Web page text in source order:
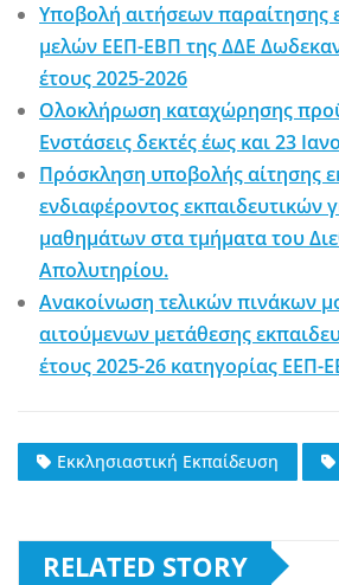
Υποβολή αιτήσεων παραίτησης
μελών ΕΕΠ-ΕΒΠ της ΔΔΕ
έτους 2025-2026
Ολοκλήρωση καταχώρησης
Ενστάσεις δεκτές έως και 23
Πρόσκληση υποβολής αίτησης
ενδιαφέροντος εκπαιδευτικών
μαθημάτων στα τμήματα του
Απολυτηρίου.
Ανακοίνωση τελικών πινάκων
αιτούμενων μετάθεσης
έτους 2025-26 κατηγορίας ΕΕΠ-
Εκκλησιαστική Εκπαίδευση
RELATED STORY